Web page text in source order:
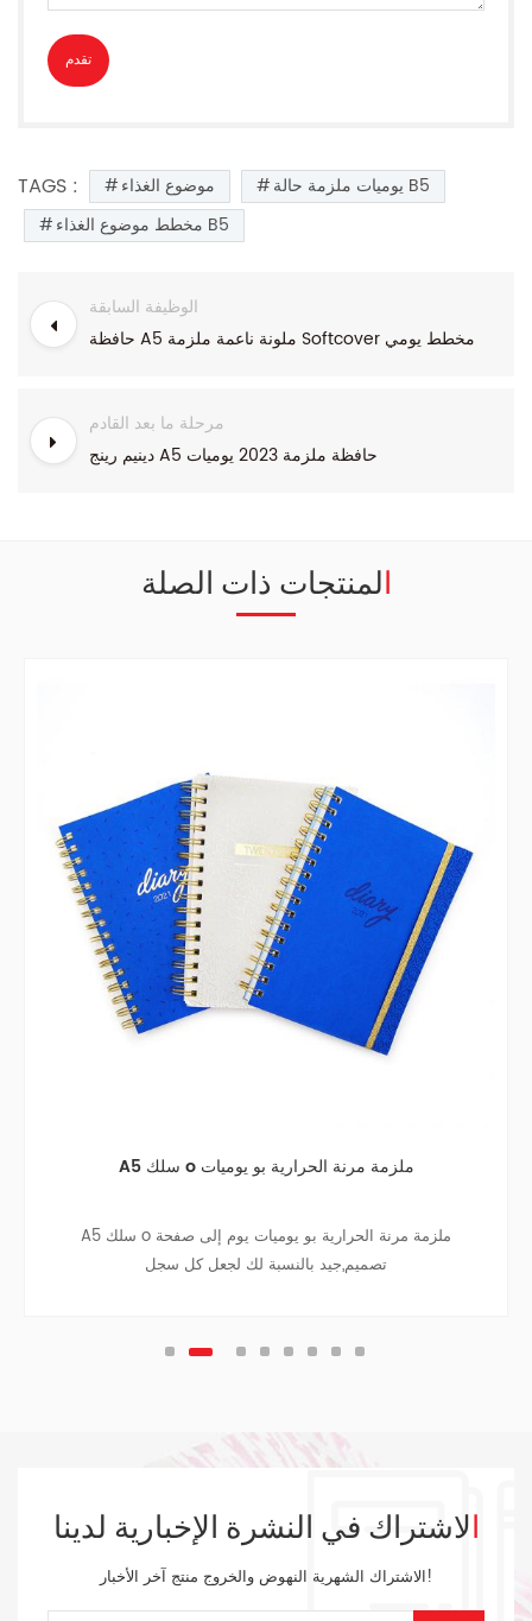
TAGS : موضوع الغذاء
يوميات ملزمة حالة B5
مخطط موضوع الغذاء B5
الوظيفة السابقة
حافظة A5 ملونة ناعمة ملزمة Softcover مخطط يومي
مرحلة ما بعد القادم
دينيم رينج A5 حافظة ملزمة 2023 يوميات
المنتجات ذات الصلة
A5 سلك o ملزمة مرنة الحرارية بو يوميات
A5 سلك o ملزمة مرنة الحرارية بو يوميات يوم إلى صفحة
تصميم,جيد بالنسبة لك لجعل كل سجل
الاشتراك في النشرة الإخبارية لدينا
الاشتراك الشهرية النهوض والخروج منتج آخر الأخبار!